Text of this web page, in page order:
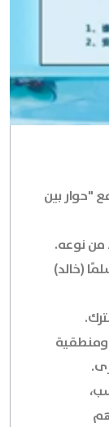
"حوار بين
من نوعه.
(خالد)
ومنطقية